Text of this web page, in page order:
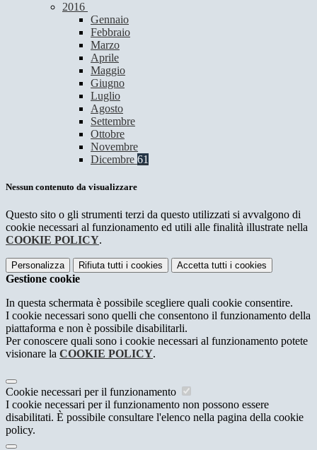
2016
Gennaio
Febbraio
Marzo
Aprile
Maggio
Giugno
Luglio
Agosto
Settembre
Ottobre
Novembre
Dicembre 61
Nessun contenuto da visualizzare
Questo sito o gli strumenti terzi da questo utilizzati si avvalgono di
cookie necessari al funzionamento ed utili alle finalità illustrate nella
COOKIE POLICY.
Personalizza Rifiuta tutti i cookies Accetta tutti i cookies
Gestione cookie
In questa schermata è possibile scegliere quali cookie consentire.
I cookie necessari sono quelli che consentono il funzionamento della
piattaforma e non è possibile disabilitarli.
Per conoscere quali sono i cookie necessari al funzionamento potete
visionare la COOKIE POLICY.
Cookie necessari per il funzionamento
I cookie necessari per il funzionamento non possono essere
disabilitati. È possibile consultare l'elenco nella pagina della cookie
policy.